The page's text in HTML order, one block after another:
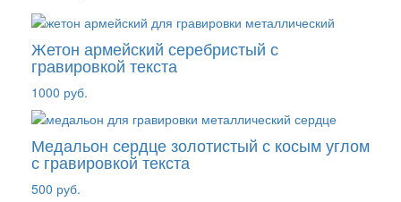
Жетон армейский серебристый с
гравировкой текста
1000 руб.
Медальон сердце золотистый с косым углом
с гравировкой текста
500 руб.